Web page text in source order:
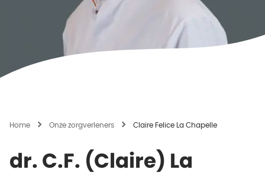
Home Onze zorgverleners Claire Felice La Chapelle
dr. C.F. (Claire) La